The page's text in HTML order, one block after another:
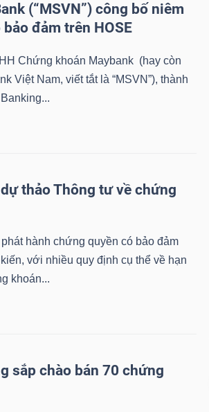
(“MSVN”) công bố niêm
đảm trên HOSE
Chứng khoán Maybank (hay còn
Việt Nam, viết tắt là “MSVN”), thành
thảo Thông tư về chứng
hành chứng quyền có bảo đảm
với nhiều quy định cụ thể về hạn
khoán...
sắp chào bán 70 chứng